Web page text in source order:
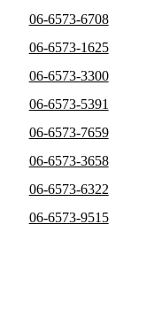
06-6573-6708
06-6573-1625
06-6573-3300
06-6573-5391
06-6573-7659
06-6573-3658
06-6573-6322
06-6573-9515